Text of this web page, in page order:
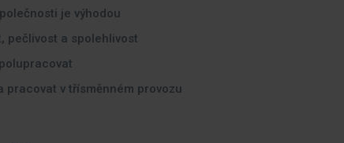
je výhodou
pečlivost a spolehlivost
pracovat v třísměnném provozu